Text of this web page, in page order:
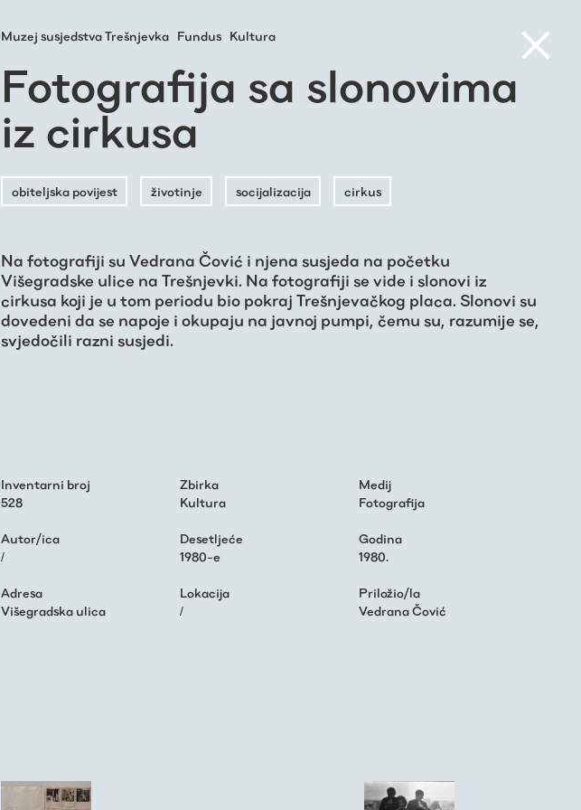
Muzej susjedstva Trešnjevka Fundus Kultura
Fotografija sa slonovima
iz cirkusa
obiteljska povijest životinje socijalizacija cirkus
Na fotografiji su Vedrana Čović i njena susjeda na početku
Višegradske ulice na Trešnjevki. Na fotografiji se vide i slonovi iz
cirkusa koji je u tom periodu bio pokraj Trešnjevačkog placa. Slonovi su
dovedeni da se napoje i okupaju na javnoj pumpi, čemu su, razumije se,
svjedočili razni susjedi.
Inventarni broj
528
Zbirka
Kultura
Medij
Fotografija
Autor/ica
/
Desetljeće
1980-e
Godina
1980.
Adresa
Višegradska ulica
Lokacija
/
Priložio/la
Vedrana Čović